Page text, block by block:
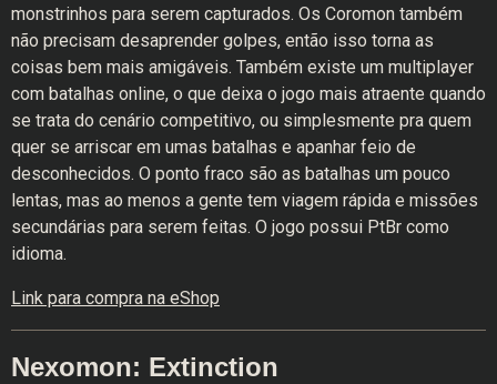
monstrinhos para serem capturados. Os Coromon também
não precisam desaprender golpes, então isso torna as
coisas bem mais amigáveis. Também existe um multiplayer
com batalhas online, o que deixa o jogo mais atraente quando
se trata do cenário competitivo, ou simplesmente pra quem
quer se arriscar em umas batalhas e apanhar feio de
desconhecidos. O ponto fraco são as batalhas um pouco
lentas, mas ao menos a gente tem viagem rápida e missões
secundárias para serem feitas. O jogo possui PtBr como
idioma.
Link para compra na eShop
Nexomon: Extinction